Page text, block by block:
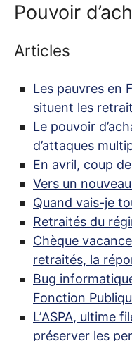
Pouvoir
Articles
Les pauvres en
situent les
Le pouvoir
d’attaques
En avril, coup
Vers un
Quand vais-je
Retraités du
Chèque
retraités, la
Bug
Fonction
L’ASPA, ultime
préserver les